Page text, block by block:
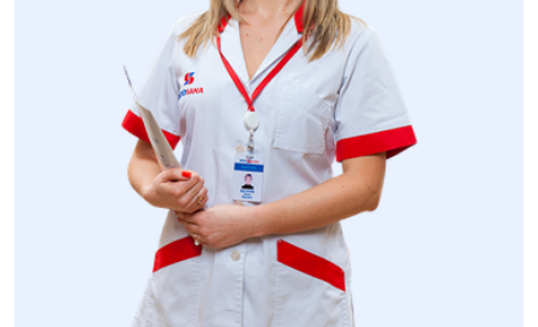
Детская хирургия
Детская эндокринология
Педиатрия